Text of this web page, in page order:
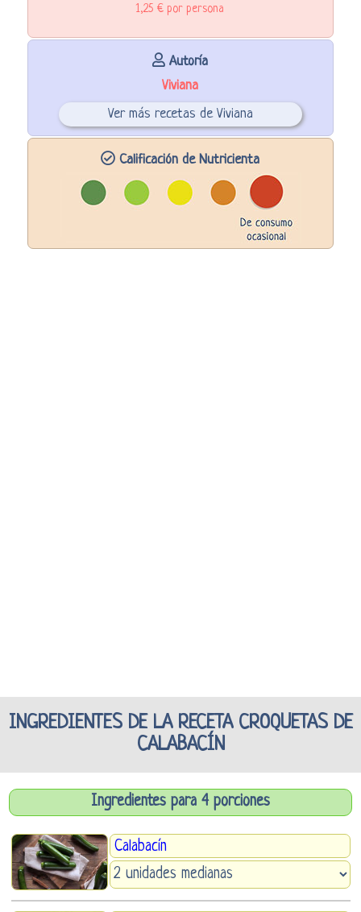
1,25 € por persona
Autoría
Viviana
Ver más recetas de Viviana
Calificación de Nutricienta
INGREDIENTES DE LA RECETA CROQUETAS DE
CALABACÍN
Ingredientes para 4 porciones
Calabacín